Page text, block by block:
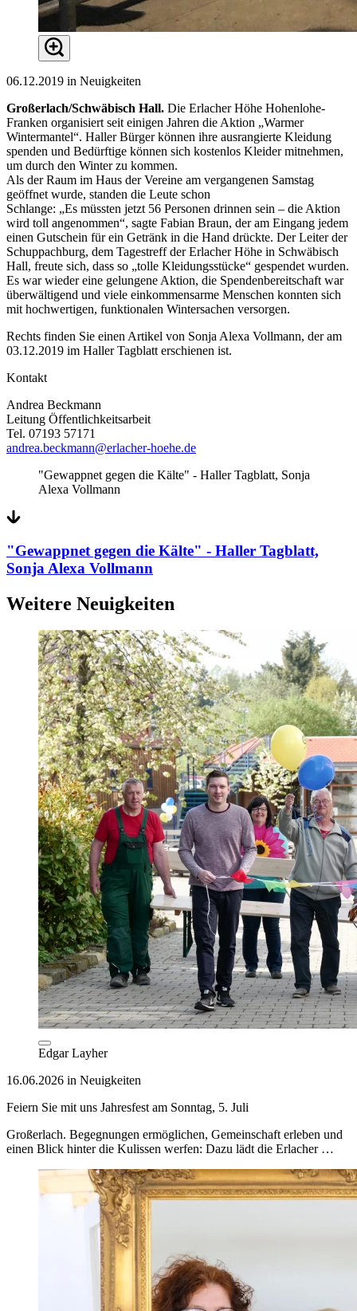
06.12.2019 in Neuigkeiten
Großerlach/Schwäbisch Hall. Die Erlacher Höhe Hohenlohe-
Franken organisiert seit einigen Jahren die Aktion „Warmer
Wintermantel“. Haller Bürger können ihre ausrangierte Kleidung
spenden und Bedürftige können sich kostenlos Kleider mitnehmen,
um durch den Winter zu kommen.
Als der Raum im Haus der Vereine am vergangenen Samstag
geöffnet wurde, standen die Leute schon
Schlange: „Es müssten jetzt 56 Personen drinnen sein – die Aktion
wird toll angenommen“, sagte Fabian Braun, der am Eingang jedem
einen Gutschein für ein Getränk in die Hand drückte. Der Leiter der
Schuppachburg, dem Tagestreff der Erlacher Höhe in Schwäbisch
Hall, freute sich, dass so „tolle Kleidungsstücke“ gespendet wurden.
Es war wieder eine gelungene Aktion, die Spendenbereitschaft war
überwältigend und viele einkommensarme Menschen konnten sich
mit hochwertigen, funktionalen Wintersachen versorgen.
Rechts finden Sie einen Artikel von Sonja Alexa Vollmann, der am
03.12.2019 im Haller Tagblatt erschienen ist.
Kontakt
Andrea Beckmann
Leitung Öffentlichkeitsarbeit
Tel. 07193 57171
andrea.beckmann@erlacher-hoehe.de
"Gewappnet gegen die Kälte" - Haller Tagblatt, Sonja
Alexa Vollmann
"Gewappnet gegen die Kälte" - Haller Tagblatt,
Sonja Alexa Vollmann
Weitere Neuigkeiten
Edgar Layher
16.06.2026 in Neuigkeiten
Feiern Sie mit uns Jahresfest am Sonntag, 5. Juli
Großerlach. Begegnungen ermöglichen, Gemeinschaft erleben und
einen Blick hinter die Kulissen werfen: Dazu lädt die Erlacher …